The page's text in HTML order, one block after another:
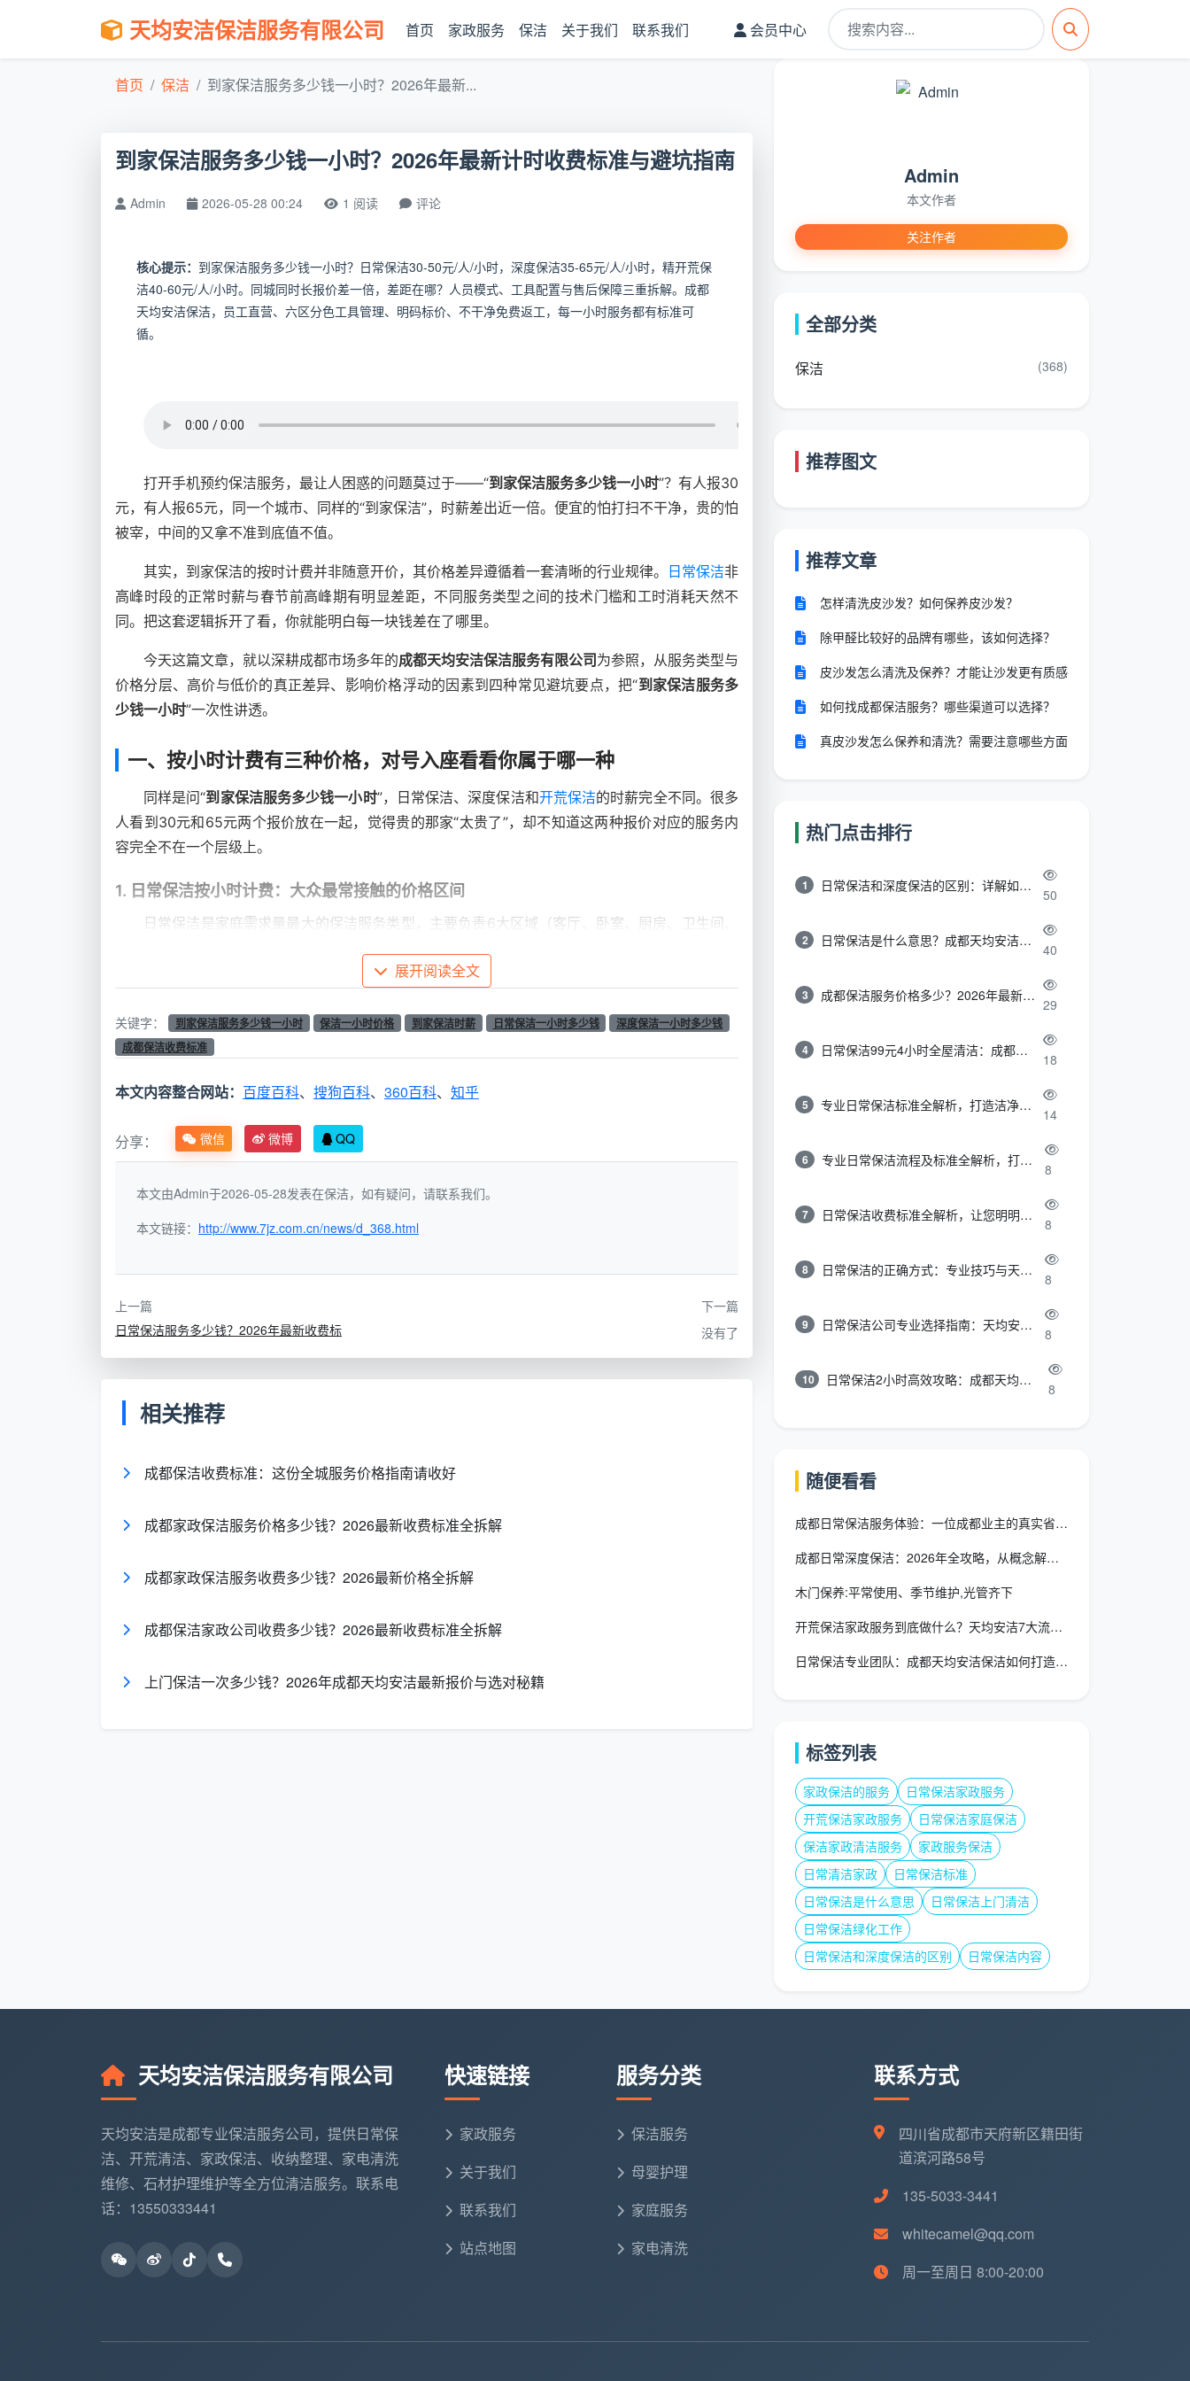
天均安洁保洁服务有限公司 首页 家政服务 保洁 关于我们 联系我们 会员中心
首页 保洁 到家保洁服务多少钱一小时？2026年最新...
到家保洁服务多少钱一小时？2026年最新计时收费标准与避坑指南
Admin 2026-05-28 00:24 1 阅读 评论
核心提示： 到家保洁服务多少钱一小时？日常保洁30-50元/人/小时，深度保洁35-65元/人/小时，精开荒保
洁40-60元/人/小时。同城同时长报价差一倍，差距在哪？人员模式、工具配置与售后保障三重拆解。成都
天均安洁保洁，员工直营、六区分色工具管理、明码标价、不干净免费返工，每一小时服务都有标准可
循。
打开手机预约保洁服务，最让人困惑的问题莫过于——“到家保洁服务多少钱一小时”？有人报30
元，有人报65元，同一个城市、同样的“到家保洁”，时薪差出近一倍。便宜的怕打扫不干净，贵的怕
被宰，中间的又拿不准到底值不值。
其实，到家保洁的按时计费并非随意开价，其价格差异遵循着一套清晰的行业规律。 日常保洁非
高峰时段的正常时薪与春节前高峰期有明显差距，不同服务类型之间的技术门槛和工时消耗天然不
同。把这套逻辑拆开了看，你就能明白每一块钱差在了哪里。
今天这篇文章，就以深耕成都市场多年的成都天均安洁保洁服务有限公司 为参照，从服务类型与
价格分层、高价与低价的真正差异、影响价格浮动的因素到四种常见避坑要点，把“到家保洁服务多
少钱一小时”一次性讲透。
一、按小时计费有三种价格，对号入座看看你属于哪一种
同样是问“到家保洁服务多少钱一小时”，日常保洁、深度保洁和开荒保洁的时薪完全不同。很多
人看到30元和65元两个报价放在一起，觉得贵的那家“太贵了”，却不知道这两种报价对应的服务内
容完全不在一个层级上。
1. 日常保洁按小时计费：大众最常接触的价格区间
日常保洁是家庭需求量最大的保洁服务类型，主要负责6大区域（客厅、卧室、厨房、卫生间、
成都市场上，日常保洁的时薪普遍在30-50元/人/小时，中心城区如武侯区、锦江区因平台集
中，时薪稳定在37-42元/小时。家政保洁如果按时间收费一般30-40元一小时，100平米一般需要4
小时。小时计薪30-50元左右1小时的模式在成都较为普遍。
时约159元（90-130㎡）。套餐折算后时薪可低至40元以下，比单次按时计费整体更划算。
2. 深度保洁按小时计费：比日常保洁贵在哪？
适配和工具配置要求远高于日常保洁，工时也更长（通常6-8小时甚至更长）。因此，深度保洁的时
薪自然高于日常保洁。
（50-70㎡），4小时深度保洁约210元（70-90㎡）。
从招聘端来看，深度保洁的结算到手价约35元/小时。消费者端支付的价格会包含平台或公司的
管理费、培训费和工具耗材费用，一般在40-65元/人/小时之间。
3. 开荒保洁按小时计费：为什么有的报50元/小时，有的按平方算？
户型复杂的房屋。
成都市场开荒保洁按小时计费时，一般1名服务人员工作1小时的参考价为40-60元。计时收费通
费时约8-10元/㎡（含擦窗、家具等）。
服务类
按时计费范围（成都市场
套餐参考
日常保
2小时89元/3小时129元/4小时
二、独特视角：同一项到家保洁时薪差一倍，到底差在哪三步？
的区别。但实际上，这中间的差价，代表了三个层面的完全不同。
当前家政保洁市场按服务模式大致分为两类：
差距，远比价格表上几十元的差价要大。
中介平台以低价吸引订单再转包给兼职人员，保洁员到手收入被大幅压缩。消费者投诉显示，有
中介平台接单后层层转包，最终上门的保洁员来源不明、培训缺失。更有外包保洁人员用洁厕剂清洗
厨房不锈钢水槽导致全部生锈，商家随后失联。
展开阅读全文
关键字： 到家保洁服务多少钱一小时 保洁一小时价格 到家保洁时薪 日常保洁一小时多少钱
深度保洁一小时多少钱
成都保洁收费标准
本文内容整合网站： 百度百科、 搜狗百科、 360百科、 知乎
分享： 微信 微博 QQ
本文由Admin于2026-05-28发表在保洁，如有疑问，请联系我们。
本文链接： http://www.7jz.com.cn/news/d_368.html
上一篇
日常保洁服务多少钱？2026年最新收费标
下一篇
没有了
相关推荐
成都保洁收费标准：这份全城服务价格指南请收好
成都家政保洁服务价格多少钱？2026最新收费标准全拆解
成都家政保洁服务收费多少钱？2026最新价格全拆解
成都保洁家政公司收费多少钱？2026最新收费标准全拆解
上门保洁一次多少钱？2026年成都天均安洁最新报价与选对秘籍
Admin
本文作者
关注作者
全部分类
保洁 (368)
推荐图文
推荐文章
怎样清洗皮沙发？如何保养皮沙发？
除甲醛比较好的品牌有哪些，该如何选择？
皮沙发怎么清洗及保养？才能让沙发更有质感
如何找成都保洁服务？哪些渠道可以选择？
真皮沙发怎么保养和清洗？需要注意哪些方面
热门点击排行
1 日常保洁和深度保洁的区别：详解如何选择最适合的清洁服务
50
2 日常保洁是什么意思？成都天均安洁带你快速区分“日常vs深度vs开荒”
40
3 成都保洁服务价格多少？2026年最新报价表来了，这一篇看透所有费用
29
4 日常保洁99元4小时全屋清洁：成都天均安洁保洁超值服务全解析
18
5 专业日常保洁标准全解析，打造洁净舒适生活空间
14
6 专业日常保洁流程及标准全解析，打造洁净舒适环境
8
7 日常保洁收费标准全解析，让您明明白白消费
8
8 日常保洁的正确方式：专业技巧与天均安洁保洁服务全解析
8
9 日常保洁公司专业选择指南：天均安洁保洁服务全解析
8
10 日常保洁2小时高效攻略：成都天均安洁保洁专业时间管理方案
8
随便看看
成都日常保洁服务体验：一位成都业主的真实省钱避坑攻略
成都日常深度保洁：2026年全攻略，从概念解析到选对服务一篇
木门保养:平常使用、季节维护,光管齐下
开荒保洁家政服务到底做什么？天均安洁7大流程+验收标准一次讲
日常保洁专业团队：成都天均安洁保洁如何打造行业标杆服务团队
标签列表
家政保洁的服务
日常保洁家政服务
开荒保洁家政服务
日常保洁家庭保洁
保洁家政清洁服务
家政服务保洁
日常清洁家政
日常保洁标准
日常保洁是什么意思
日常保洁上门清洁
日常保洁绿化工作
日常保洁和深度保洁的区别
日常保洁内容
天均安洁保洁服务有限公司
天均安洁是成都专业保洁服务公司，提供日常保
洁、开荒清洁、家政保洁、收纳整理、家电清洗
维修、石材护理维护等全方位清洁服务。联系电
话：13550333441
快速链接
家政服务
关于我们
联系我们
站点地图
服务分类
保洁服务
母婴护理
家庭服务
家电清洗
联系方式
四川省成都市天府新区籍田街
道滨河路58号
135-5033-3441
whitecamel@qq.com
周一至周日 8:00-20:00